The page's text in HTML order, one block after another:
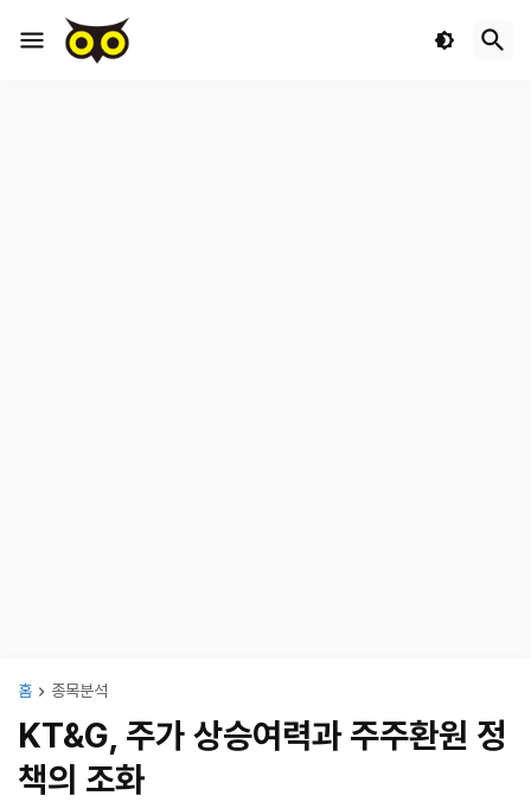
홈 종목분석
KT&G, 주가 상승여력과 주주환원 정
책의 조화